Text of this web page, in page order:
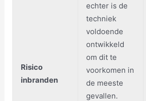
Risico
inbranden
echter is de
techniek
voldoende
ontwikkeld
om dit te
voorkomen in
de meeste
gevallen.